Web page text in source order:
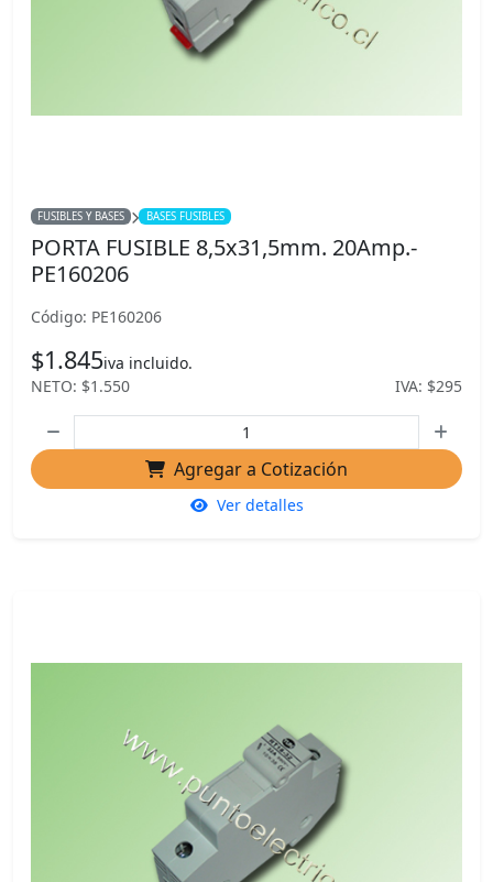
FUSIBLES Y BASES BASES FUSIBLES
PORTA FUSIBLE 8,5x31,5mm. 20Amp.-
PE160206
Código: PE160206
$1.845iva incluido.
NETO: $1.550
IVA: $295
Agregar a Cotización
Ver detalles